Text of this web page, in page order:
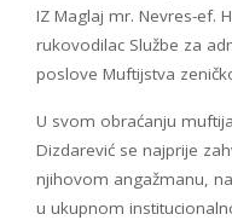
IZ Maglaj mr. Nevres-ef.
rukovodilac Službe za
poslove Muftijstva
U svom obraćanju
Dizdarević se najprije
njihovom angažmanu,
u ukupnom